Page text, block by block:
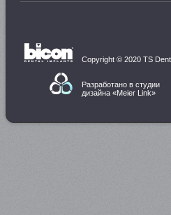
Copyright © 2020 TS
Разработано в студии
дизайна «Meier Link»